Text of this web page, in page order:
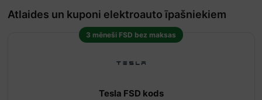
Atlaides un kuponi elektroauto īpašniekiem
3 mēneši FSD bez maksas
Tesla FSD kods